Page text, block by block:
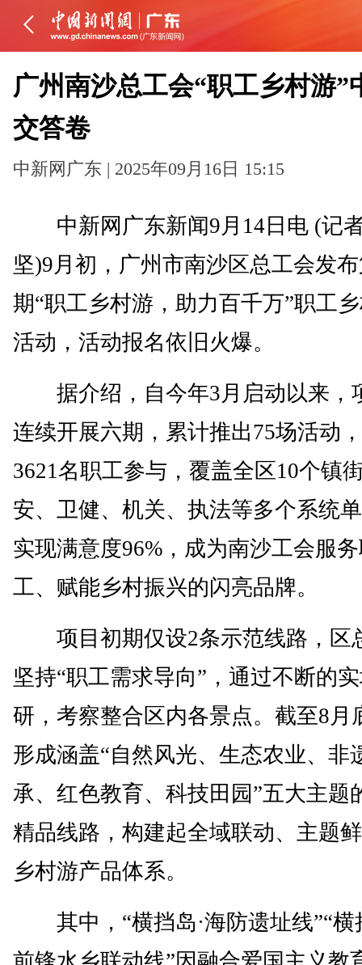
广州南沙总工会“职工乡村游”
交答卷
中新网广东 | 2025年09月16日 15:15
中新网广东新闻9月14日电 (记
坚)9月初，广州市南沙区总工会发
期“职工乡村游，助力百千万”职工
活动，活动报名依旧火爆。
据介绍，自今年3月启动以来，
连续开展六期，累计推出75场活动
3621名职工参与，覆盖全区10个镇
安、卫健、机关、执法等多个系统
实现满意度96%，成为南沙工会服
工、赋能乡村振兴的闪亮品牌。
项目初期仅设2条示范线路，区
坚持“职工需求导向”，通过不断的
研，考察整合区内各景点。截至8月
形成涵盖“自然风光、生态农业、非
承、红色教育、科技田园”五大主题
精品线路，构建起全域联动、主题
乡村游产品体系。
其中，“横挡岛·海防遗址线”“横